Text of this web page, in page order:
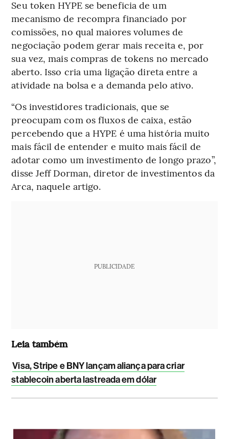
Seu token HYPE se beneficia de um
mecanismo de recompra financiado por
comissões, no qual maiores volumes de
negociação podem gerar mais receita e, por
sua vez, mais compras de tokens no mercado
aberto. Isso cria uma ligação direta entre a
atividade na bolsa e a demanda pelo ativo.
“Os investidores tradicionais, que se
preocupam com os fluxos de caixa, estão
percebendo que a HYPE é uma história muito
mais fácil de entender e muito mais fácil de
adotar como um investimento de longo prazo”,
disse Jeff Dorman, diretor de investimentos da
Arca, naquele artigo.
PUBLICIDADE
Leia também
Visa, Stripe e BNY lançam aliança para criar
stablecoin aberta lastreada em dólar